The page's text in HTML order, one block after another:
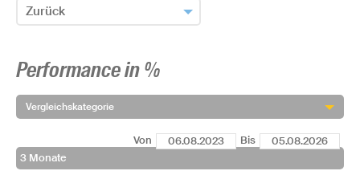
Zurück
Fonds hinzufügen und zurück
Performance in %
Vergleichskategorie
Von Bis